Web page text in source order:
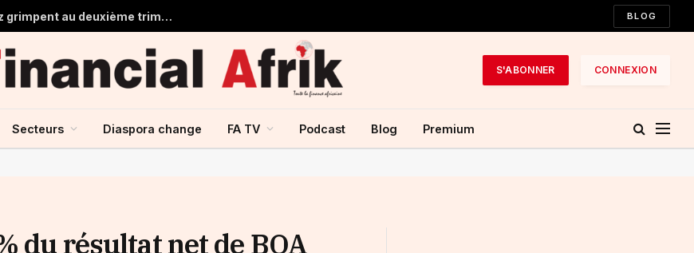
Égypte : les recettes du canal de Suez grimpent au deuxième trimestre 2026 BLOG
S'ABONNER CONNEXION
Secteurs Diaspora change FA TV Podcast Blog Premium
du résultat net de BOA